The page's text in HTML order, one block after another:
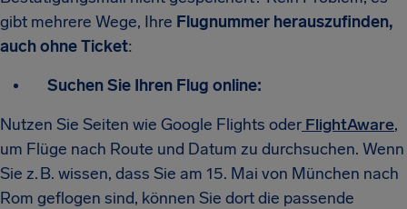
gibt mehrere Wege, Ihre Flugnummer herauszufinden,
auch ohne Ticket:
Suchen Sie Ihren Flug online:
Nutzen Sie Seiten wie Google Flights oder FlightAware,
um Flüge nach Route und Datum zu durchsuchen. Wenn
Sie z. B. wissen, dass Sie am 15. Mai von München nach
Rom geflogen sind, können Sie dort die passende